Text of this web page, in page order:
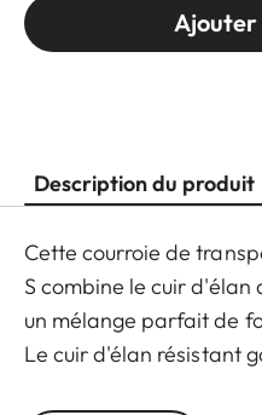
Ajouter
Description du produit
Cette courroie de
S combine le cuir
un mélange parfait de
Le cuir d'élan résistant